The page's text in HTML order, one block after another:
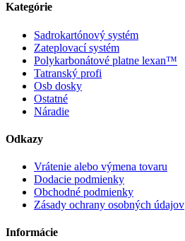
Kategórie
Sadrokartónový systém
Zateplovací systém
Polykarbonátové platne lexan™
Tatranský profi
Osb dosky
Ostatné
Náradie
Odkazy
Vrátenie alebo výmena tovaru
Dodacie podmienky
Obchodné podmienky
Zásady ochrany osobných údajov
Informácie